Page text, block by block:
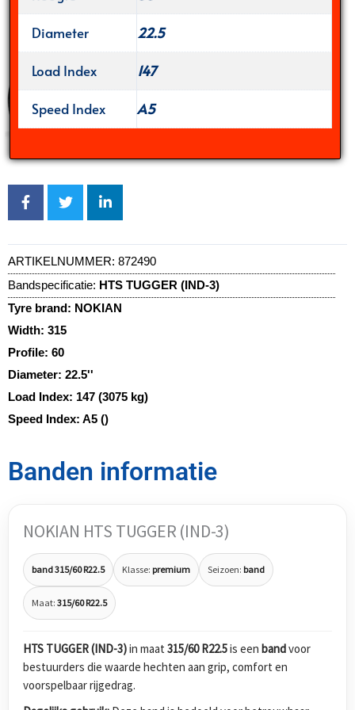
Diameter
22.5
Load Index
147
Speed Index
A5
ARTIKELNUMMER: 872490
Bandspecificatie: HTS TUGGER (IND-3)
Tyre brand: NOKIAN
Width: 315
Profile: 60
Diameter: 22.5''
Load Index: 147 (3075 kg)
Speed Index: A5 ()
Banden informatie
NOKIAN HTS TUGGER (IND-3)
band 315/60 R22.5 Klasse: premium Seizoen: band
Maat: 315/60 R22.5
HTS TUGGER (IND-3)in maat 315/60 R22.5is een bandvoor
bestuurders die waarde hechten aan grip, comfort en
voorspelbaar rijgedrag.